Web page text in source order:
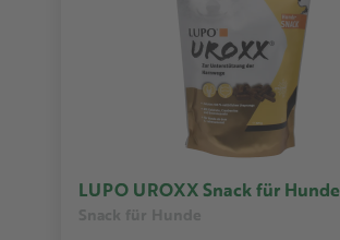
LUPO UROXX Snack für Hunde